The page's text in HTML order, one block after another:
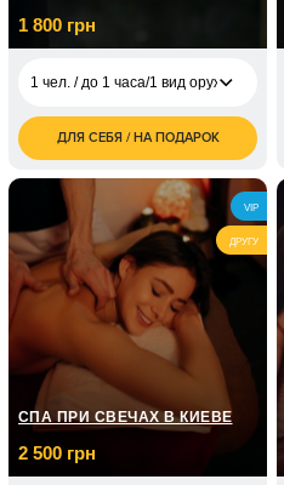
1 800 грн
1 чел. / до 1 часа/1 вид оружия
1 чел. / до 1 часа/1
вид оружия
грн
2 чел. / до 1 часа/1
вид оружия
3 600
грн
1 чел. / до 1 часа/
боевой калибр
2 чел. / до 1 часа/
боевой калибр
6 000
грн
1 чел. / До 2 часов/ 3
вида оружия
5 000
грн
вида оружия
ДЛЯ СЕБЯ / НА ПОДАРОК
VIP
ДРУГУ
СПА ПРИ СВЕЧАХ В КИЕВЕ
2 500 грн